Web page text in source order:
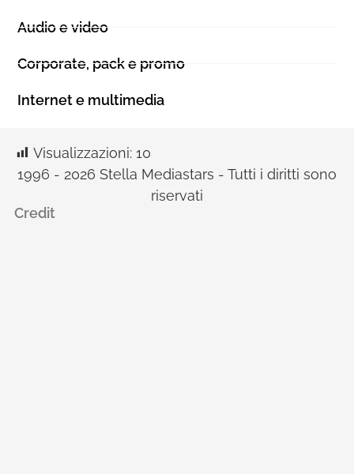
Audio e video
Corporate, pack e promo
Internet e multimedia
Visualizzazioni: 10
1996 - 2026 Stella Mediastars - Tutti i diritti sono
riservati
Credit